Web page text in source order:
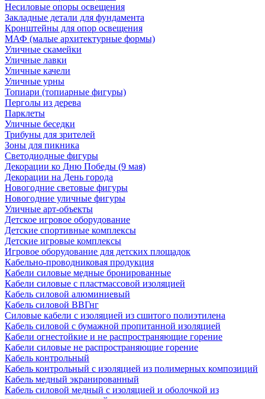
Несиловые опоры освещения
Закладные детали для фундамента
Кронштейны для опор освещения
МАФ (малые архитектурные формы)
Уличные скамейки
Уличные лавки
Уличные качели
Уличные урны
Топиари (топиарные фигуры)
Перголы из дерева
Парклеты
Уличные беседки
Трибуны для зрителей
Зоны для пикника
Светодиодные фигуры
Декорации ко Дню Победы (9 мая)
Декорации на День города
Новогодние световые фигуры
Новогодние уличные фигуры
Уличные арт-объекты
Детское игровое оборудование
Детские спортивные комплексы
Детские игровые комплексы
Игровое оборудование для детских площадок
Кабельно-проводниковая продукция
Кабели силовые медные бронированные
Кабели силовые с пластмассовой изоляцией
Кабель силовой алюминиевый
Кабель силовой ВВГнг
Силовые кабели с изоляцией из сшитого полиэтилена
Кабель силовой с бумажной пропитанной изоляцией
Кабели огнестойкие и не распространяющие горение
Кабели силовые не распространяющие горение
Кабель контрольный
Кабель контрольный с изоляцией из полимерных композиций
Кабель медный экранированный
Кабель силовой медный с изоляцией и оболочкой из